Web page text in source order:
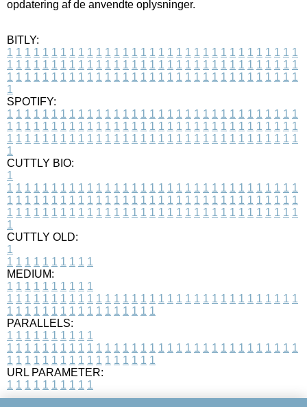
opdatering af de anvendte oplysninger.
BITLY:
1 1 1 1 1 1 1 1 1 1 1 1 1 1 1 1 1 1 1 1 1 1 1 1 1 1 1 1 1 1 1 1 1
1 1 1 1 1 1 1 1 1 1 1 1 1 1 1 1 1 1 1 1 1 1 1 1 1 1 1 1 1 1 1 1 1
1 1 1 1 1 1 1 1 1 1 1 1 1 1 1 1 1 1 1 1 1 1 1 1 1 1 1 1 1 1 1 1 1
1
SPOTIFY:
1 1 1 1 1 1 1 1 1 1 1 1 1 1 1 1 1 1 1 1 1 1 1 1 1 1 1 1 1 1 1 1 1
1 1 1 1 1 1 1 1 1 1 1 1 1 1 1 1 1 1 1 1 1 1 1 1 1 1 1 1 1 1 1 1 1
1 1 1 1 1 1 1 1 1 1 1 1 1 1 1 1 1 1 1 1 1 1 1 1 1 1 1 1 1 1 1 1 1
1
CUTTLY BIO:
1
1 1 1 1 1 1 1 1 1 1 1 1 1 1 1 1 1 1 1 1 1 1 1 1 1 1 1 1 1 1 1 1 1
1 1 1 1 1 1 1 1 1 1 1 1 1 1 1 1 1 1 1 1 1 1 1 1 1 1 1 1 1 1 1 1 1
1 1 1 1 1 1 1 1 1 1 1 1 1 1 1 1 1 1 1 1 1 1 1 1 1 1 1 1 1 1 1 1 1
1
CUTTLY OLD:
1
1 1 1 1 1 1 1 1 1 1
MEDIUM:
1 1 1 1 1 1 1 1 1 1
1 1 1 1 1 1 1 1 1 1 1 1 1 1 1 1 1 1 1 1 1 1 1 1 1 1 1 1 1 1 1 1 1
1 1 1 1 1 1 1 1 1 1 1 1 1 1 1 1 1
PARALLELS:
1 1 1 1 1 1 1 1 1 1
1 1 1 1 1 1 1 1 1 1 1 1 1 1 1 1 1 1 1 1 1 1 1 1 1 1 1 1 1 1 1 1 1
1 1 1 1 1 1 1 1 1 1 1 1 1 1 1 1 1
URL PARAMETER:
1 1 1 1 1 1 1 1 1 1